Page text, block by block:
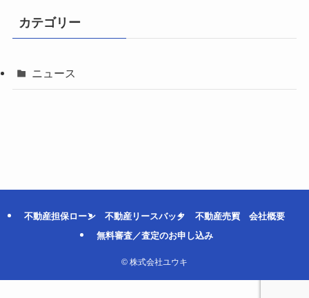
カテゴリー
ニュース
不動産担保ローン 不動産リースバック 不動産売買
会社概要
無料審査／査定のお申し込み
© 株式会社ユウキ